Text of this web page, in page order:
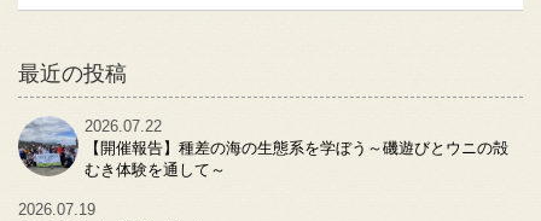
最近の投稿
2026.07.22
【開催報告】種差の海の生態系を学ぼう～磯遊びとウニの殻
むき体験を通して～
2026.07.19